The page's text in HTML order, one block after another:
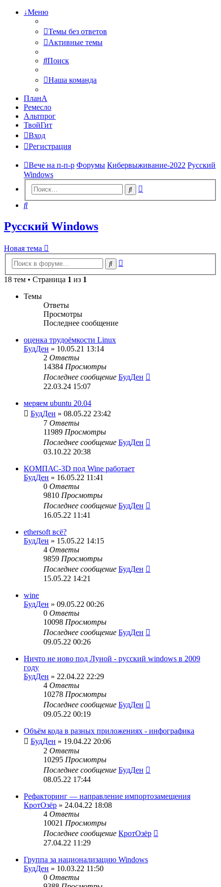
↓Меню
Темы без ответов
Активные темы
Поиск
Наша команда
ПланА
Ремесло
Альтпрог
ТвойГит
Вход
Регистрация
Вече на п-п-р Форумы Кибервыживание-2022 Русский
Windows
Поиск
Поиск
Русский Windows
Новая тема
Поиск
18 тем • Страница 1 из 1
Темы
Ответы
Просмотры
Последнее сообщение
оценка трудоёмкости Linux
БудДен » 10.05.21 13:14
2 Ответы
14384 Просмотры
Последнее сообщение БудДен
22.03.24 15:07
меряем ubuntu 20.04
БудДен » 08.05.22 23:42
7 Ответы
11989 Просмотры
Последнее сообщение БудДен
03.10.22 20:38
КОМПАС-3D под Wine работает
БудДен » 16.05.22 11:41
0 Ответы
9810 Просмотры
Последнее сообщение БудДен
16.05.22 11:41
ethersoft всё?
БудДен » 15.05.22 14:15
4 Ответы
9859 Просмотры
Последнее сообщение БудДен
15.05.22 14:21
wine
БудДен » 09.05.22 00:26
0 Ответы
10098 Просмотры
Последнее сообщение БудДен
09.05.22 00:26
Ничто не ново под Луной - русский windows в 2009
году
БудДен » 22.04.22 22:29
4 Ответы
10278 Просмотры
Последнее сообщение БудДен
09.05.22 00:19
Объём кода в разных приложениях - инфографика
БудДен » 19.04.22 20:06
2 Ответы
10295 Просмотры
Последнее сообщение БудДен
08.05.22 17:44
Рефакторинг — направление импортозамещения
КротОзёр » 24.04.22 18:08
4 Ответы
10021 Просмотры
Последнее сообщение КротОзёр
27.04.22 11:29
Группа за национализацию Windows
БудДен » 10.03.22 11:50
0 Ответы